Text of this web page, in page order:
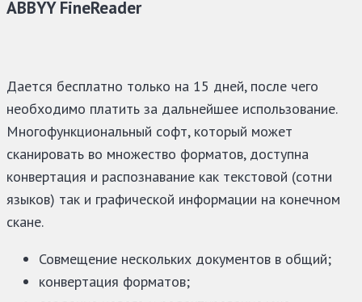
ABBYY FineReader
Дается бесплатно только на 15 дней, после чего
необходимо платить за дальнейшее использование.
Многофункциональный софт, который может
сканировать во множество форматов, доступна
конвертация и распознавание как текстовой (сотни
языков) так и графической информации на конечном
скане.
Совмещение нескольких документов в общий;
конвертация форматов;